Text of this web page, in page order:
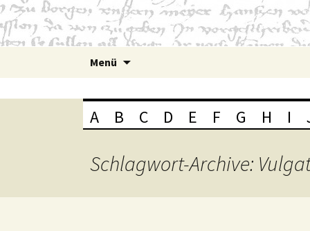
Menü
A B C D E F G H I
Schlagwort-Archive: